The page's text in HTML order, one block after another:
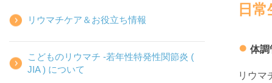
日
体調
リウマ
リウマチケア＆お役立ち情報
こどものリウマチ -若年性特発性関節炎 (
JIA ) について